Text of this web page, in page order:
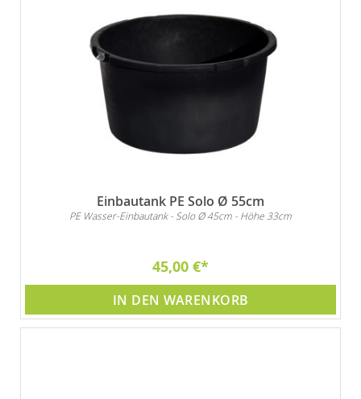
Einbautank PE Solo Ø 55cm
PE Wasser-Einbautank - Solo Ø 45cm - Höhe 33cm
45,00 €
IN DEN WARENKORB